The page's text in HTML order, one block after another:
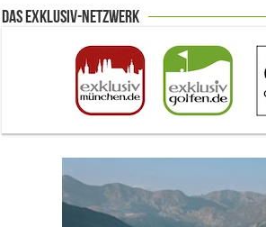
Das Exklusiv-Netzwerk